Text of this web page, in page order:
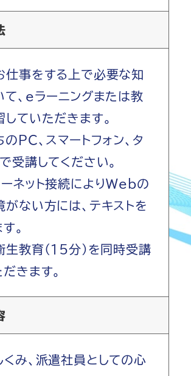
仕事をする上で必要な知
て、eラーニングまたは教
ていただきます。
PC、スマートフォン、タ
受講してください。
ネット接続によりWebの
がない方には、テキストを
。
生教育(15分)を同時受講
きます。
くみ、派遣社員としての心